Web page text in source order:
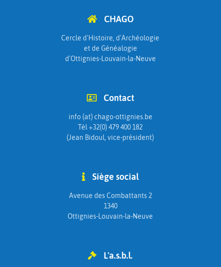
CHAGO
Cercle d'Histoire, d'Archéologie
et de Généalogie
d'Ottignies-Louvain-la-Neuve
Contact
info (at) chago-ottignies.be
Tél +32(0) 479 400 182
(Jean Bidoul, vice-président)
Siège social
Avenue des Combattants 2
1340
Ottignies-Louvain-la-Neuve
L'a.s.b.l.